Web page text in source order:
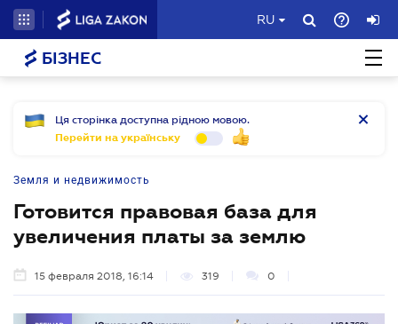
RU
БІЗНЕС
Ця сторінка доступна рідною мовою.
Перейти на українську
Земля и недвижимость
Готовится правовая база для
увеличения платы за землю
15 февраля 2018, 16:14 319 0